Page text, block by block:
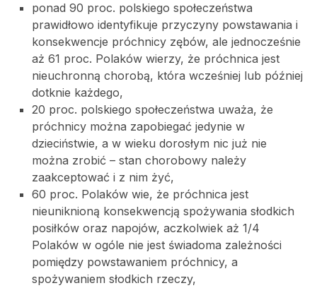
ponad 90 proc. polskiego społeczeństwa
prawidłowo identyfikuje przyczyny powstawania i
konsekwencje próchnicy zębów, ale jednocześnie
aż 61 proc. Polaków wierzy, że próchnica jest
nieuchronną chorobą, która wcześniej lub później
dotknie każdego,
20 proc. polskiego społeczeństwa uważa, że
próchnicy można zapobiegać jedynie w
dzieciństwie, a w wieku dorosłym nic już nie
można zrobić – stan chorobowy należy
zaakceptować i z nim żyć,
60 proc. Polaków wie, że próchnica jest
nieuniknioną konsekwencją spożywania słodkich
posiłków oraz napojów, aczkolwiek aż 1/4
Polaków w ogóle nie jest świadoma zależności
pomiędzy powstawaniem próchnicy, a
spożywaniem słodkich rzeczy,